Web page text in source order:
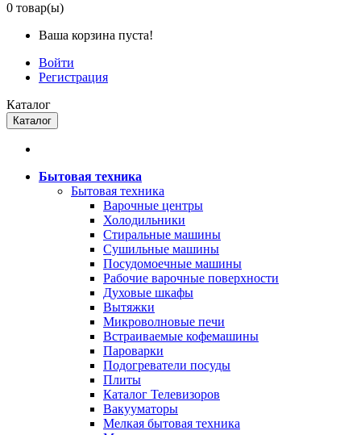
0 товар(ы)
Ваша корзина пуста!
Войти
Регистрация
Каталог
Каталог
Бытовая техника
Бытовая техника
Варочные центры
Холодильники
Стиральные машины
Сушильные машины
Посудомоечные машины
Рабочие варочные поверхности
Духовые шкафы
Вытяжки
Микроволновые печи
Встраиваемые кофемашины
Пароварки
Подогреватели посуды
Плиты
Каталог Телевизоров
Вакууматоры
Мелкая бытовая техника